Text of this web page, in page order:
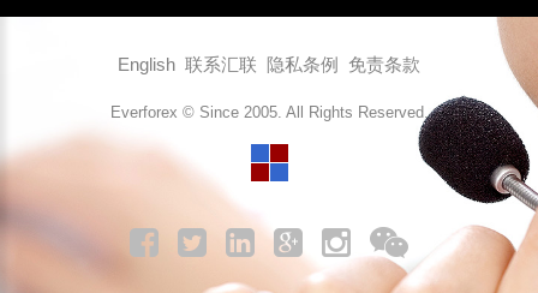
English 联系汇联 隐私条例 免责条款
Everforex © Since 2005. All Rights Reserved.